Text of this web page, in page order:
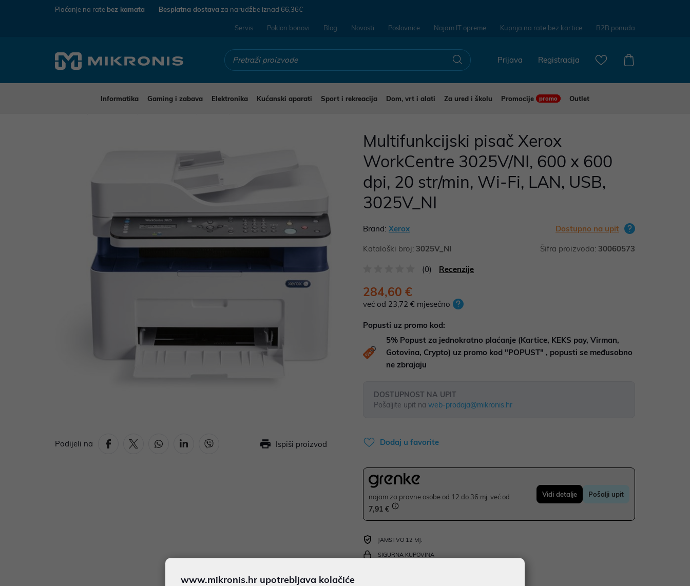
Plaćanje na rate bez kamata Besplatna dostava za narudžbe iznad 66,36€
Servis Poklon bonovi Blog Novosti Poslovnice Najam IT opreme Kupnja na rate bez kartice B2B ponuda
Registracija
Prijava
Informatika Gaming i zabava Elektronika Kućanski aparati Sport i rekreacija Dom, vrt i alati Za ured i školu Promocije promo
Outlet
Podijeli na Ispiši proizvod
Multifunkcijski pisač Xerox
WorkCentre 3025V/NI, 600 x 600
dpi, 20 str/min, Wi-Fi, LAN, USB,
3025V_NI
Brand: Xerox Dostupno na upit
Kataloški broj: 3025V_NI Šifra proizvoda: 30060573
(0) Recenzije
284,60 €
već od 23,72 € mjesečno
Popusti uz promo kod:
5% Popust za jednokratno plaćanje (Kartice, KEKS pay, Virman,
Gotovina, Crypto) uz promo kod "POPUST" , popusti se međusobno
ne zbrajaju
DOSTUPNOST NA UPIT
Pošaljite upit na web-prodaja@mikronis.hr
Dodaj u favorite
najam za pravne osobe od 12 do 36 mj. već od
7,91 €
Vidi detalje Pošalji upit
JAMSTVO 12 MJ.
SIGURNA KUPOVINA
www.mikronis.hr upotrebljava kolačiće